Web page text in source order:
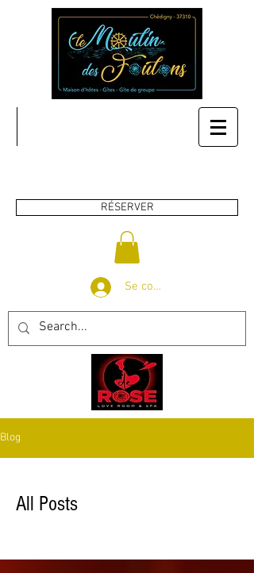
RÉSERVER
Se connecter
Blog
All Posts